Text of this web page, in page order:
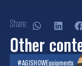
Share:
Other
#AGISHOWEquipments